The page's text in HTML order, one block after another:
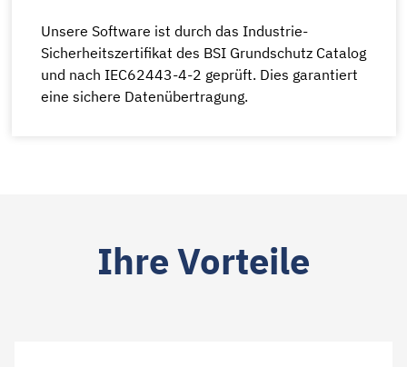
Unsere Software ist durch das Industrie-
Sicherheitszertifikat des BSI Grundschutz Catalog
und nach IEC62443-4-2 geprüft. Dies garantiert
eine sichere Datenübertragung.
Ihre Vorteile